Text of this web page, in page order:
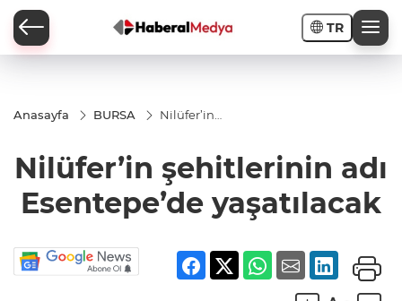
TR
Anasayfa BURSA
Nilüfer’in
Esentepe’de
yaşatılacak
Nilüfer’in şehitlerinin adı
Esentepe’de yaşatılacak